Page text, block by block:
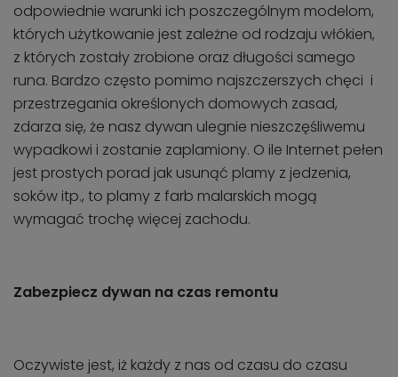
odpowiednie warunki ich poszczególnym modelom,
których użytkowanie jest zależne od rodzaju włókien,
z których zostały zrobione oraz długości samego
runa. Bardzo często pomimo najszczerszych chęci i
przestrzegania określonych domowych zasad,
zdarza się, że nasz dywan ulegnie nieszczęśliwemu
wypadkowi i zostanie zaplamiony. O ile Internet pełen
jest prostych porad jak usunąć plamy z jedzenia,
soków itp., to plamy z farb malarskich mogą
wymagać trochę więcej zachodu.
Zabezpiecz dywan na czas remontu
Oczywiste jest, iż każdy z nas od czasu do czasu